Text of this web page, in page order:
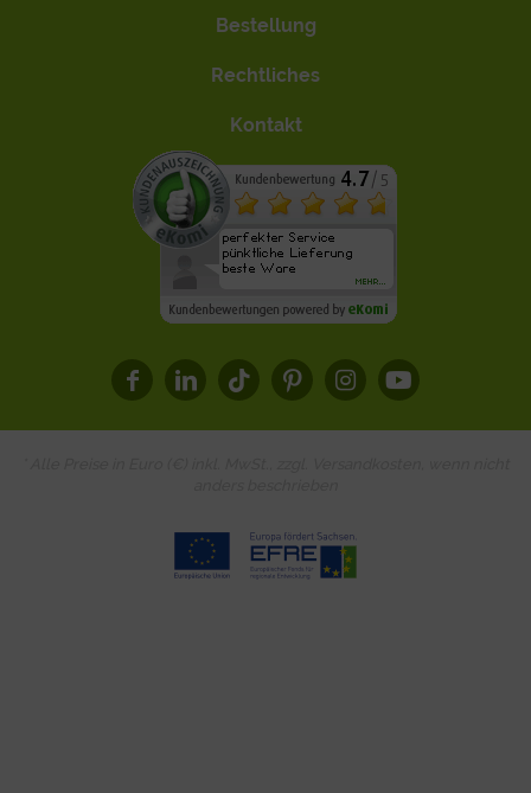
Bestellung
Rechtliches
Kontakt